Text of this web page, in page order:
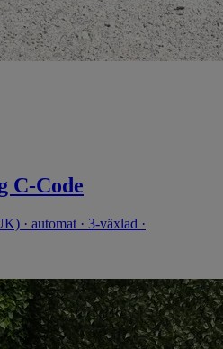
C-Code
· automat · 3-växlad ·